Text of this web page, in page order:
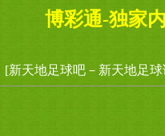
博彩通-独家
[新天地足球吧－新天地足